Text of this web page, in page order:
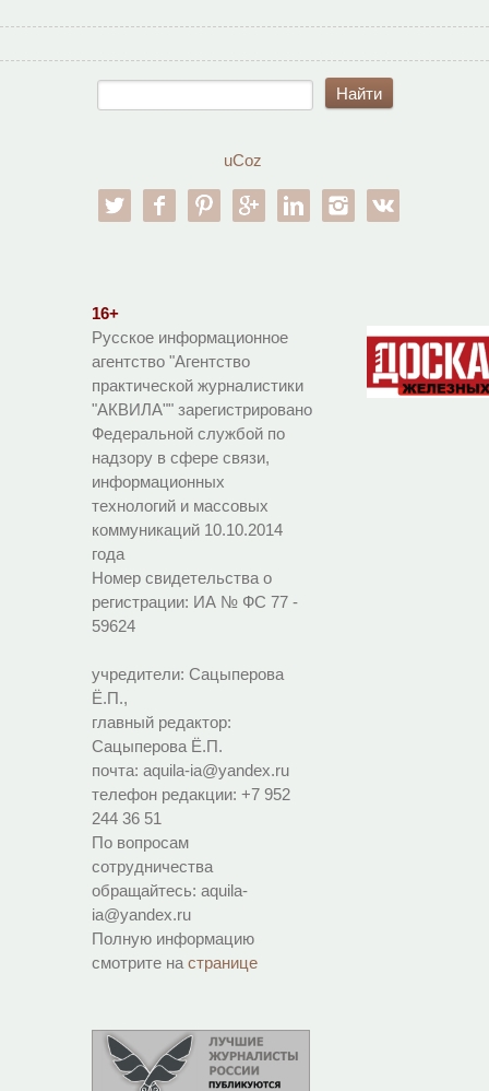
uCoz
twitter facebookpinterestgoogle-pllinkedin instagram
16+
Русское информационное
агентство "Агентство
практической журналистики
"АКВИЛА"" зарегистрировано
Федеральной службой по
надзору в сфере связи,
информационных
технологий и массовых
коммуникаций 10.10.2014
года
Номер свидетельства о
регистрации: ИА № ФС 77 -
59624
учредители: Сацыперова
Ё.П.,
главный редактор:
Сацыперова Ё.П.
почта: aquila-ia@yandex.ru
телефон редакции: +7 952
244 36 51
По вопросам
сотрудничества
обращайтесь: aquila-
ia@yandex.ru
Полную информацию
смотрите на странице